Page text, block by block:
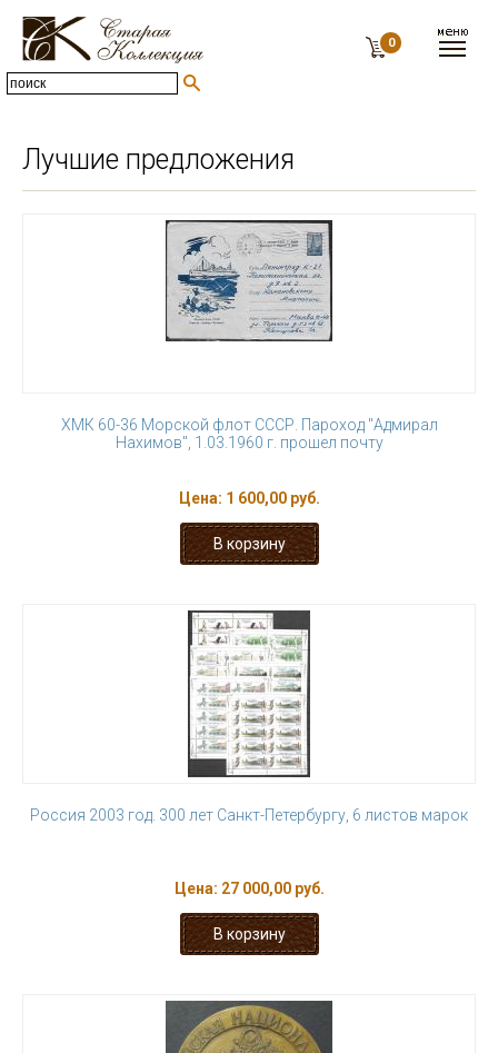
0
Лучшие предложения
ХМК 60-36 Морской флот СССР. Пароход "Адмирал
Нахимов", 1.03.1960 г. прошел почту
Цена: 1 600,00 руб.
Россия 2003 год. 300 лет Санкт-Петербургу, 6 листов марок
Цена: 27 000,00 руб.